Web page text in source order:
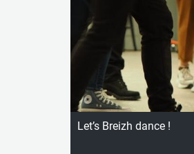
Let’s Breizh dance !